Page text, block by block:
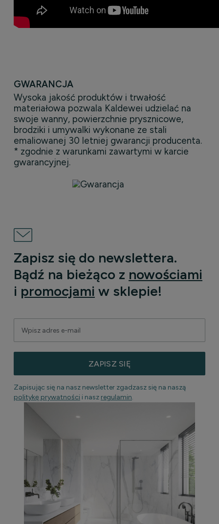
GWARANCJA
Wysoka jakość produktów i trwałość
materiałowa pozwala Kaldewei udzielać na
swoje wanny, powierzchnie prysznicowe,
brodziki i umywalki wykonane ze stali
emaliowanej 30 letniej gwarancji producenta.
* zgodnie z warunkami zawartymi w karcie
gwarancyjnej.
Zapisz się do newslettera.
Bądź na bieżąco z nowościami
i promocjami w sklepie!
ZAPISZ SIĘ
Zapisując się na nasz newsletter zgadzasz się na naszą
politykę prywatności i nasz regulamin.